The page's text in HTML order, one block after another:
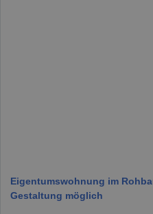
Eigentumswohnung im
Gestaltung möglich